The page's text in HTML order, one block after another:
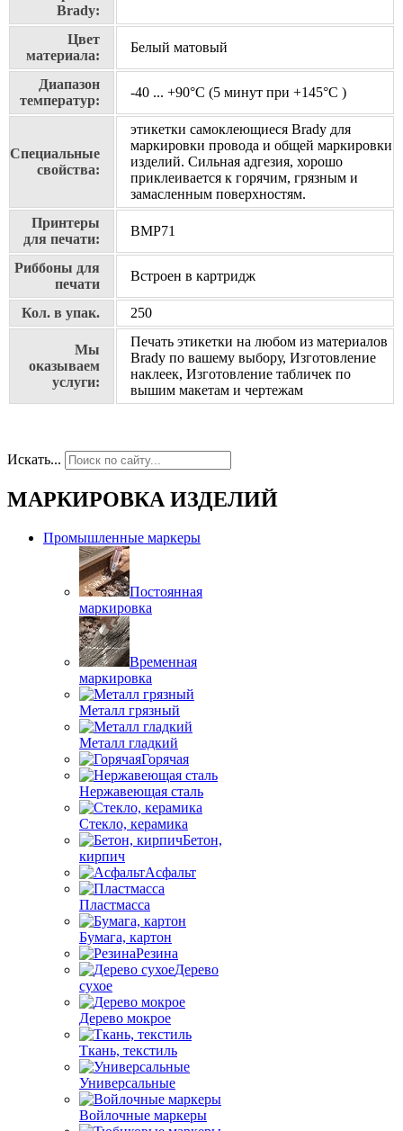
Brady:
Цвет
материала:
Белый матовый
Диапазон
температур:
-40 ... +90°С (5 минут при +145°С )
Специальные
свойства:
этикетки самоклеющиеся Brady для
маркировки провода и общей маркировки
изделий. Сильная адгезия, хорошо
приклеивается к горячим, грязным и
замасленным поверхностям.
Принтеры
для печати:
BMP71
Риббоны для
печати
Встроен в картридж
Кол. в упак. 250
Мы
оказываем
услуги:
Печать этикетки на любом из материалов
Brady по вашему выбору, Изготовление
наклеек, Изготовление табличек по
вышим макетам и чертежам
Искать...
МАРКИРОВКА ИЗДЕЛИЙ
Промышленные маркеры
Постоянная
маркировка
Временная
маркировка
Металл грязный
Металл гладкий
Горячая
Нержавеющая сталь
Стекло, керамика
Бетон,
кирпич
Асфальт
Пластмасса
Бумага, картон
Резина
Дерево
сухое
Дерево мокрое
Ткань, текстиль
Универсальные
Войлочные маркеры